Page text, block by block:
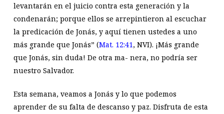
levantarán en el juicio contra esta generación y la
condenarán; porque ellos se arrepintieron al escuchar
la predicación de Jonás, y aquí tienen ustedes a uno
más grande que Jonás” (Mat. 12:41, NVI). ¡Más grande
que Jonás, sin duda! De otra ma- nera, no podría ser
nuestro Salvador.
Esta semana, veamos a Jonás y lo que podemos
aprender de su falta de descanso y paz. Disfruta de esta